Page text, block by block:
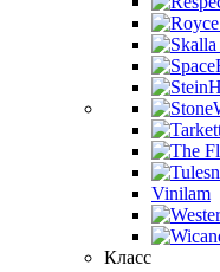
Vinilam
Класс